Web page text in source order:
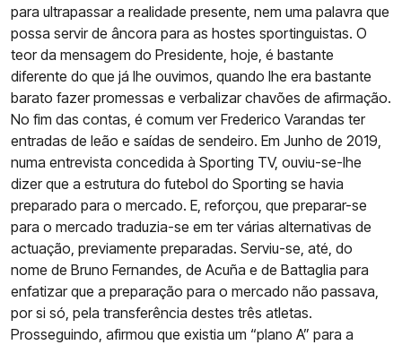
para ultrapassar a realidade presente, nem uma palavra que
possa servir de âncora para as hostes sportinguistas. O
teor da mensagem do Presidente, hoje, é bastante
diferente do que já lhe ouvimos, quando lhe era bastante
barato fazer promessas e verbalizar chavões de afirmação.
No fim das contas, é comum ver Frederico Varandas ter
entradas de leão e saídas de sendeiro. Em Junho de 2019,
numa entrevista concedida à Sporting TV, ouviu-se-lhe
dizer que a estrutura do futebol do Sporting se havia
preparado para o mercado. E, reforçou, que preparar-se
para o mercado traduzia-se em ter várias alternativas de
actuação, previamente preparadas. Serviu-se, até, do
nome de Bruno Fernandes, de Acuña e de Battaglia para
enfatizar que a preparação para o mercado não passava,
por si só, pela transferência destes três atletas.
Prosseguindo, afirmou que existia um “plano A” para a